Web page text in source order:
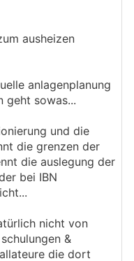
ausheizen
anlagenplanung
geht sowas...
und die
die grenzen der
die auslegung der
bei IBN
nicht von
&
die dort